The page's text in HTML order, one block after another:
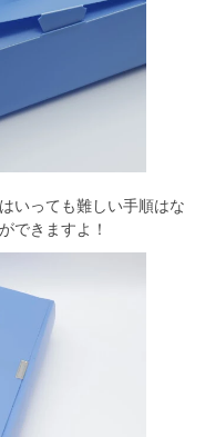
いっても難しい手順はな
できますよ！